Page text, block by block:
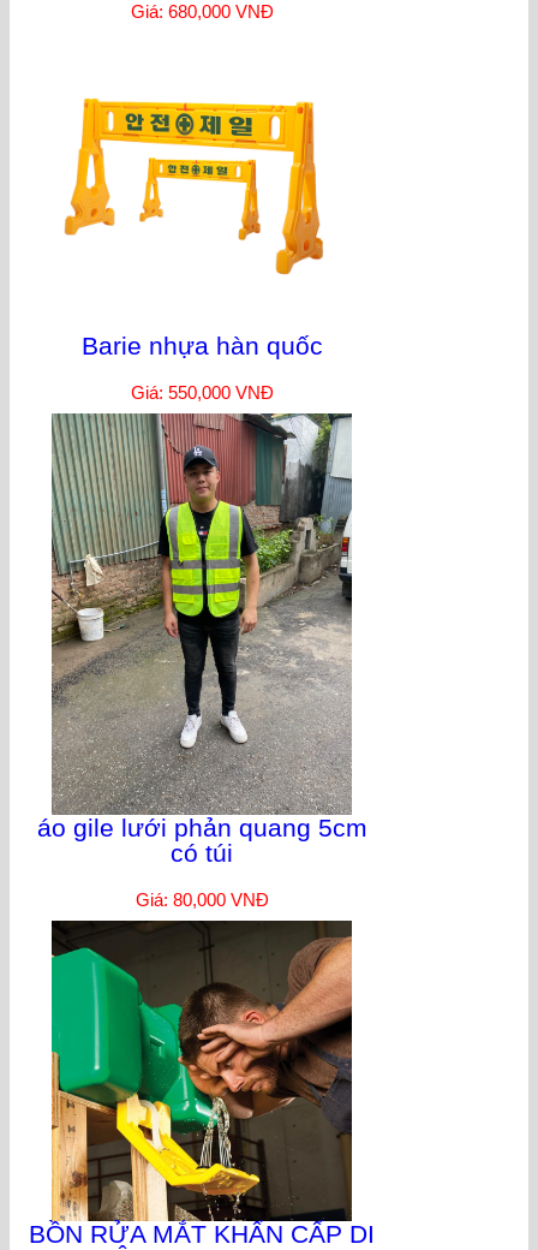
Giá: 680,000 VNĐ
Barie nhựa hàn quốc
Giá: 550,000 VNĐ
áo gile lưới phản quang 5cm
có túi
Giá: 80,000 VNĐ
BỒN RỬA MẮT KHẨN CẤP DI